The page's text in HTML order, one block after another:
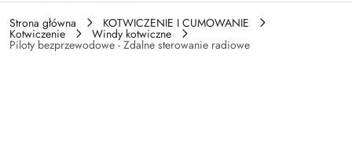
Strona główna KOTWICZENIE I CUMOWANIE
Kotwiczenie Windy kotwiczne
Piloty bezprzewodowe - Zdalne sterowanie radiowe